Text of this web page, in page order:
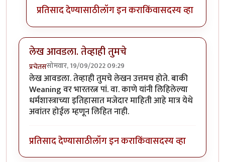
प्रतिसाद देण्यासाठीलॉग इन कराकिंवासदस्य व्हा
लेख आवडला. तेव्हाही तुमचे
प्रचेतससोमवार, 19/09/2022 09:29
लेख आवडला. तेव्हाही तुमचे लेखन उत्तमच होते. बाकी
Weaning वर भारतरत्न पां. वा. काणे यांनी लिहिलेल्या
धर्मशास्त्राच्या इतिहासात मजेदार माहिती आहे मात्र येथे
अवांतर होईल म्हणून लिहित नाही.
प्रतिसाद देण्यासाठीलॉग इन कराकिंवासदस्य व्हा